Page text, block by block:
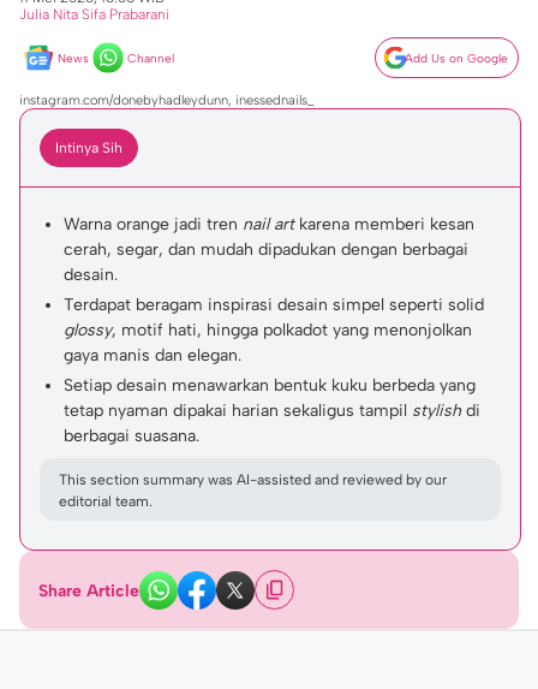
Julia Nita Sifa Prabarani
News Channel Add Us on Google
instagram.com/donebyhadleydunn, inessednails_
Intinya Sih
Warna orange jadi tren nail artkarena memberi kesan
cerah, segar, dan mudah dipadukan dengan berbagai
desain.
Terdapat beragam inspirasi desain simpel seperti solid
glossy, motif hati, hingga polkadot yang menonjolkan
gaya manis dan elegan.
Setiap desain menawarkan bentuk kuku berbeda yang
tetap nyaman dipakai harian sekaligus tampil stylish di
berbagai suasana.
This section summary was AI-assisted and reviewed by our
editorial team.
Share Article